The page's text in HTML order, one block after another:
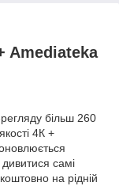
Amediateka
більш 260
4К +
самі
на рідній